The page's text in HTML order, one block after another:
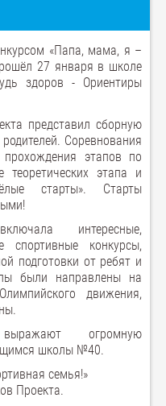
«Папа, мама, я –
27 января в школе
здоров - Ориентиры
представил сборную
Соревнования
этапов по
этапа и
старты». Старты
интересные,
спортивные конкурсы,
подготовки от ребят и
были направлены на
движения,
огромную
школы №40.
семья!»
Проекта.